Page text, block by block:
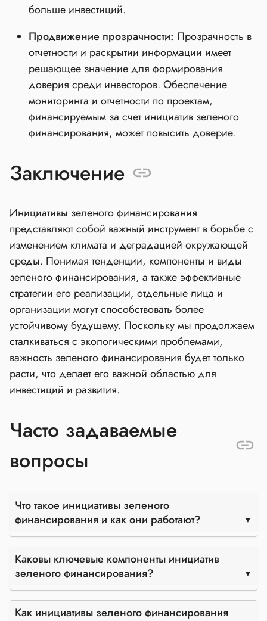
больше инвестиций.
Продвижение прозрачности: Прозрачность в
отчетности и раскрытии информации имеет
решающее значение для формирования
доверия среди инвесторов. Обеспечение
мониторинга и отчетности по проектам,
финансируемым за счет инициатив зеленого
финансирования, может повысить доверие.
Заключение
Инициативы зеленого финансирования
представляют собой важный инструмент в борьбе с
изменением климата и деградацией окружающей
среды. Понимая тенденции, компоненты и виды
зеленого финансирования, а также эффективные
стратегии его реализации, отдельные лица и
организации могут способствовать более
устойчивому будущему. Поскольку мы продолжаем
сталкиваться с экологическими проблемами,
важность зеленого финансирования будет только
расти, что делает его важной областью для
инвестиций и развития.
Часто задаваемые
вопросы
Что такое инициативы зеленого
финансирования и как они работают?
Каковы ключевые компоненты инициатив
зеленого финансирования?
Как инициативы зеленого финансирования